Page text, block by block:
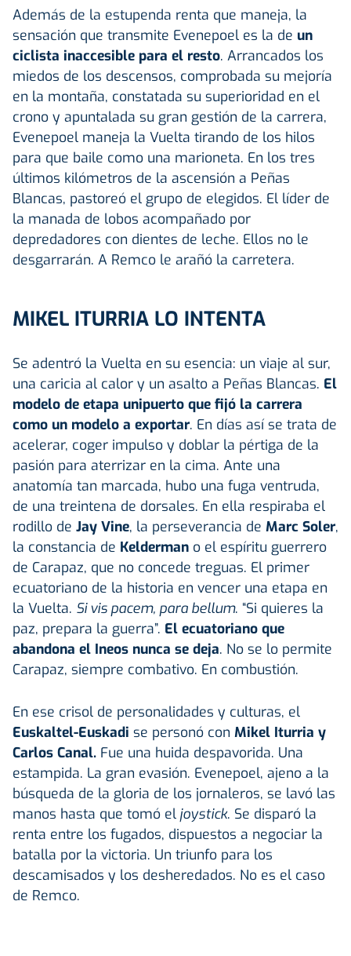
Además de la estupenda renta que maneja, la
sensación que transmite Evenepoel es la de un
ciclista inaccesible para el resto. Arrancados los
miedos de los descensos, comprobada su mejoría
en la montaña, constatada su superioridad en el
crono y apuntalada su gran gestión de la carrera,
Evenepoel maneja la Vuelta tirando de los hilos
para que baile como una marioneta. En los tres
últimos kilómetros de la ascensión a Peñas
Blancas, pastoreó el grupo de elegidos. El líder de
la manada de lobos acompañado por
depredadores con dientes de leche. Ellos no le
desgarrarán. A Remco le arañó la carretera.
MIKEL ITURRIA LO INTENTA
Se adentró la Vuelta en su esencia: un viaje al sur,
una caricia al calor y un asalto a Peñas Blancas. El
modelo de etapa unipuerto que fijó la carrera
como un modelo a exportar. En días así se trata de
acelerar, coger impulso y doblar la pértiga de la
pasión para aterrizar en la cima. Ante una
anatomía tan marcada, hubo una fuga ventruda,
de una treintena de dorsales. En ella respiraba el
rodillo de Jay Vine, la perseverancia de Marc Soler,
la constancia de Kelderman o el espíritu guerrero
de Carapaz, que no concede treguas. El primer
ecuatoriano de la historia en vencer una etapa en
la Vuelta. Si vis pacem, para bellum. “Si quieres la
paz, prepara la guerra”. El ecuatoriano que
abandona el Ineos nunca se deja. No se lo permite
Carapaz, siempre combativo. En combustión.
En ese crisol de personalidades y culturas, el
Euskaltel-Euskadi se personó con Mikel Iturria y
Carlos Canal. Fue una huida despavorida. Una
estampida. La gran evasión. Evenepoel, ajeno a la
búsqueda de la gloria de los jornaleros, se lavó las
manos hasta que tomó el joystick. Se disparó la
renta entre los fugados, dispuestos a negociar la
batalla por la victoria. Un triunfo para los
descamisados y los desheredados. No es el caso
de Remco.